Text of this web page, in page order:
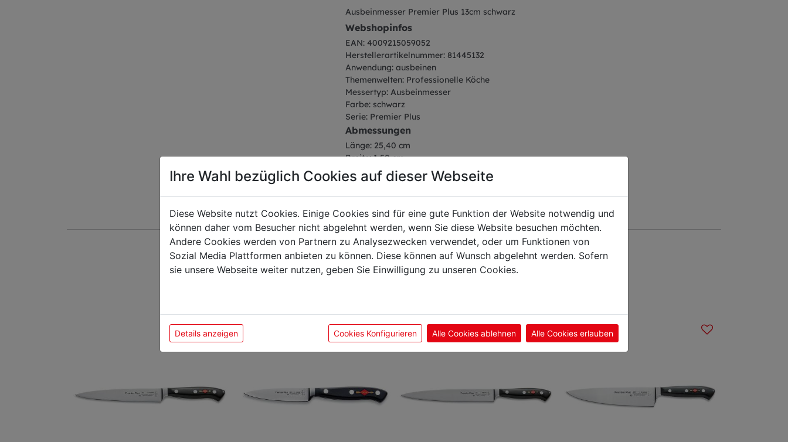
Ausbeinmesser Premier Plus 13cm schwarz
Webshopinfos
EAN: 4009215059052
Herstellerartikelnummer: 81445132
Anwendung: ausbeinen
Themenwelten: Professionelle Köche
Messertyp: Ausbeinmesser
Farbe: schwarz
Serie: Premier Plus
Abmessungen
Länge: 25,40 cm
Breite: 1,50 cm
Höhe: 2,68 cm
Gewicht: 0,10 kg
Klingenlänge: 13 cm
Das könnte Sie auch interessieren
Ihre Wahl bezüglich Cookies auf dieser Webseite
Diese Website nutzt Cookies. Einige Cookies sind für eine gute Funktion der Website notwendig und
können daher vom Besucher nicht abgelehnt werden, wenn Sie diese Website besuchen möchten.
Andere Cookies werden von Partnern zu Analysezwecken verwendet, oder um Funktionen von
Sozial Media Plattformen anbieten zu können. Diese können auf Wunsch abgelehnt werden. Sofern
sie unsere Webseite weiter nutzen, geben Sie Einwilligung zu unseren Cookies.
Details anzeigen Cookies Konfigurieren Alle Cookies ablehnen Alle Cookies erlauben